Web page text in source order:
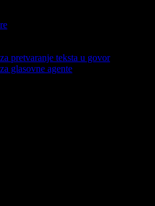
pretvaranje teksta u govor
glasovne agente